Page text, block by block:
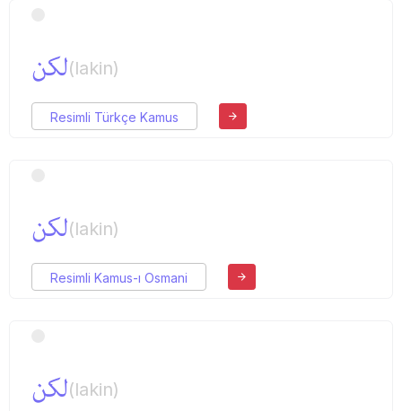
لكن(lakin)
Resimli Türkçe Kamus
لكن(lakin)
Resimli Kamus-ı Osmani
لكن(lakin)